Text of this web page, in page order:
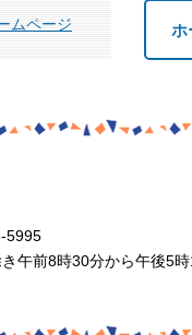
ムページ ホ
5995
午前8時30分から午後5